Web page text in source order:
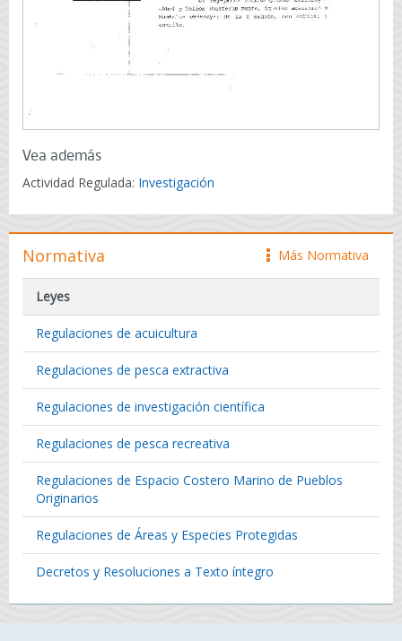
Vea además
Actividad Regulada: Investigación
icono
Más Normativa
Normativa
Leyes
Regulaciones de acuicultura
Regulaciones de pesca extractiva
Regulaciones de investigación científica
Regulaciones de pesca recreativa
Regulaciones de Espacio Costero Marino de Pueblos
Originarios
Regulaciones de Áreas y Especies Protegidas
Decretos y Resoluciones a Texto íntegro